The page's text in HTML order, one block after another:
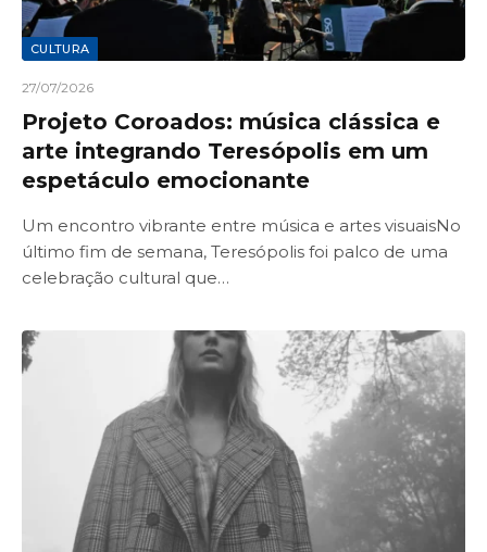
CULTURA
27/07/2026
Projeto Coroados: música clássica e
arte integrando Teresópolis em um
espetáculo emocionante
Um encontro vibrante entre música e artes visuaisNo
último fim de semana, Teresópolis foi palco de uma
celebração cultural que…